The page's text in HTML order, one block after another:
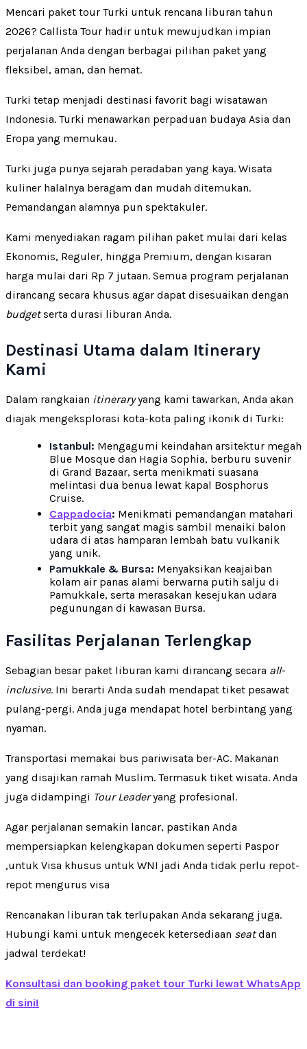
Mencari paket tour Turki untuk rencana liburan tahun
2026? Callista Tour hadir untuk mewujudkan impian
perjalanan Anda dengan berbagai pilihan paket yang
fleksibel, aman, dan hemat.
Turki tetap menjadi destinasi favorit bagi wisatawan
Indonesia. Turki menawarkan perpaduan budaya Asia dan
Eropa yang memukau.
Turki juga punya sejarah peradaban yang kaya. Wisata
kuliner halalnya beragam dan mudah ditemukan.
Pemandangan alamnya pun spektakuler.
Kami menyediakan ragam pilihan paket mulai dari kelas
Ekonomis, Reguler, hingga Premium, dengan kisaran
harga mulai dari Rp 7 jutaan. Semua program perjalanan
dirancang secara khusus agar dapat disesuaikan dengan
budgetserta durasi liburan Anda.
Destinasi Utama dalam Itinerary
Kami
Dalam rangkaian itineraryyang kami tawarkan, Anda akan
diajak mengeksplorasi kota-kota paling ikonik di Turki:
Istanbul: Mengagumi keindahan arsitektur megah
Blue Mosque dan Hagia Sophia, berburu suvenir
di Grand Bazaar, serta menikmati suasana
melintasi dua benua lewat kapal Bosphorus
Cruise.
Cappadocia: Menikmati pemandangan matahari
terbit yang sangat magis sambil menaiki balon
udara di atas hamparan lembah batu vulkanik
yang unik.
Pamukkale & Bursa: Menyaksikan keajaiban
kolam air panas alami berwarna putih salju di
Pamukkale, serta merasakan kesejukan udara
pegunungan di kawasan Bursa.
Fasilitas Perjalanan Terlengkap
Sebagian besar paket liburan kami dirancang secara all-
inclusive. Ini berarti Anda sudah mendapat tiket pesawat
pulang-pergi. Anda juga mendapat hotel berbintang yang
nyaman.
Transportasi memakai bus pariwisata ber-AC. Makanan
yang disajikan ramah Muslim. Termasuk tiket wisata. Anda
juga didampingi Tour Leaderyang profesional.
Agar perjalanan semakin lancar, pastikan Anda
mempersiapkan kelengkapan dokumen seperti Paspor
,untuk Visa khusus untuk WNI jadi Anda tidak perlu repot-
repot mengurus visa
Rencanakan liburan tak terlupakan Anda sekarang juga.
Hubungi kami untuk mengecek ketersediaan seatdan
jadwal terdekat!
Konsultasi dan booking paket tour Turki lewat WhatsApp
di sini!